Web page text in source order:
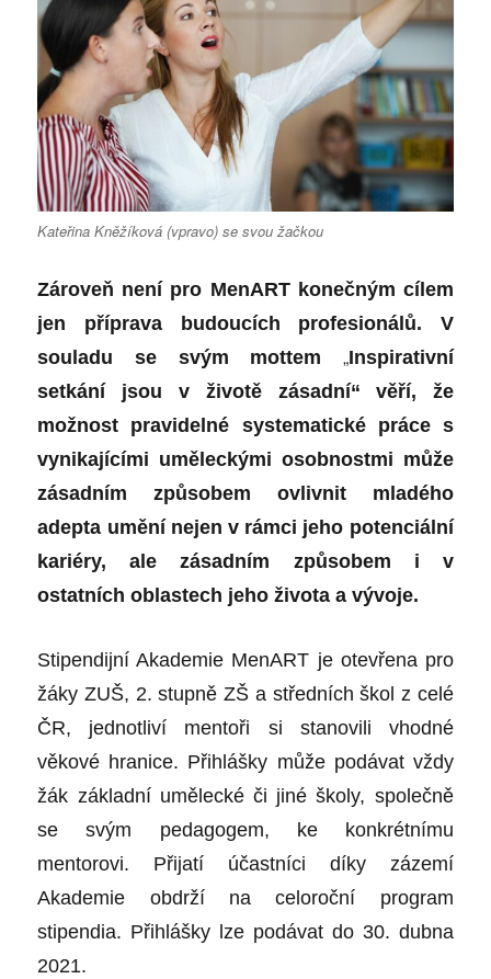
Kateřina Kněžíková (vpravo) se svou žačkou
Zároveň není pro MenART konečným cílem
jen příprava budoucích profesionálů. V
souladu se svým mottem „Inspirativní
setkání jsou v životě zásadní“
věří, že
možnost pravidelné systematické práce s
vynikajícími uměleckými osobnostmi může
zásadním způsobem ovlivnit mladého
adepta umění nejen v rámci jeho potenciální
kariéry, ale zásadním způsobem i v
ostatních oblastech jeho života a vývoje.
Stipendijní Akademie MenART je otevřena pro
žáky ZUŠ, 2. stupně ZŠ a středních škol z celé
ČR, jednotliví mentoři si stanovili vhodné
věkové hranice. Přihlášky může podávat vždy
žák základní umělecké či jiné školy, společně
se svým pedagogem, ke konkrétnímu
mentorovi. Přijatí účastníci díky zázemí
Akademie obdrží na celoroční program
stipendia. Přihlášky lze podávat do 30. dubna
2021.